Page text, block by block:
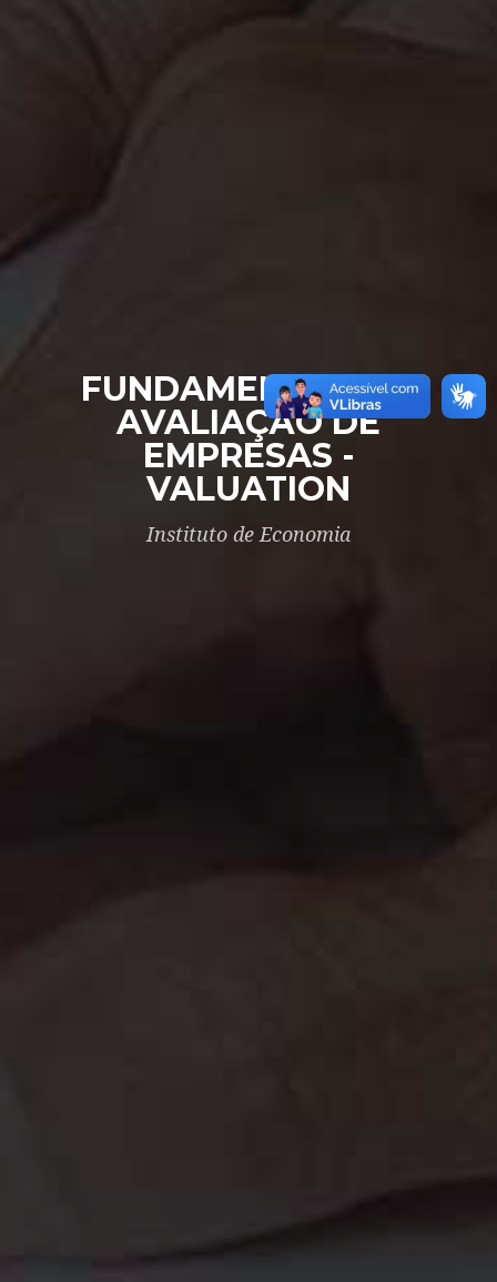
FUNDAMENTOS DA
AVALIAÇÃO DE
EMPRESAS -
VALUATION
Instituto de Economia